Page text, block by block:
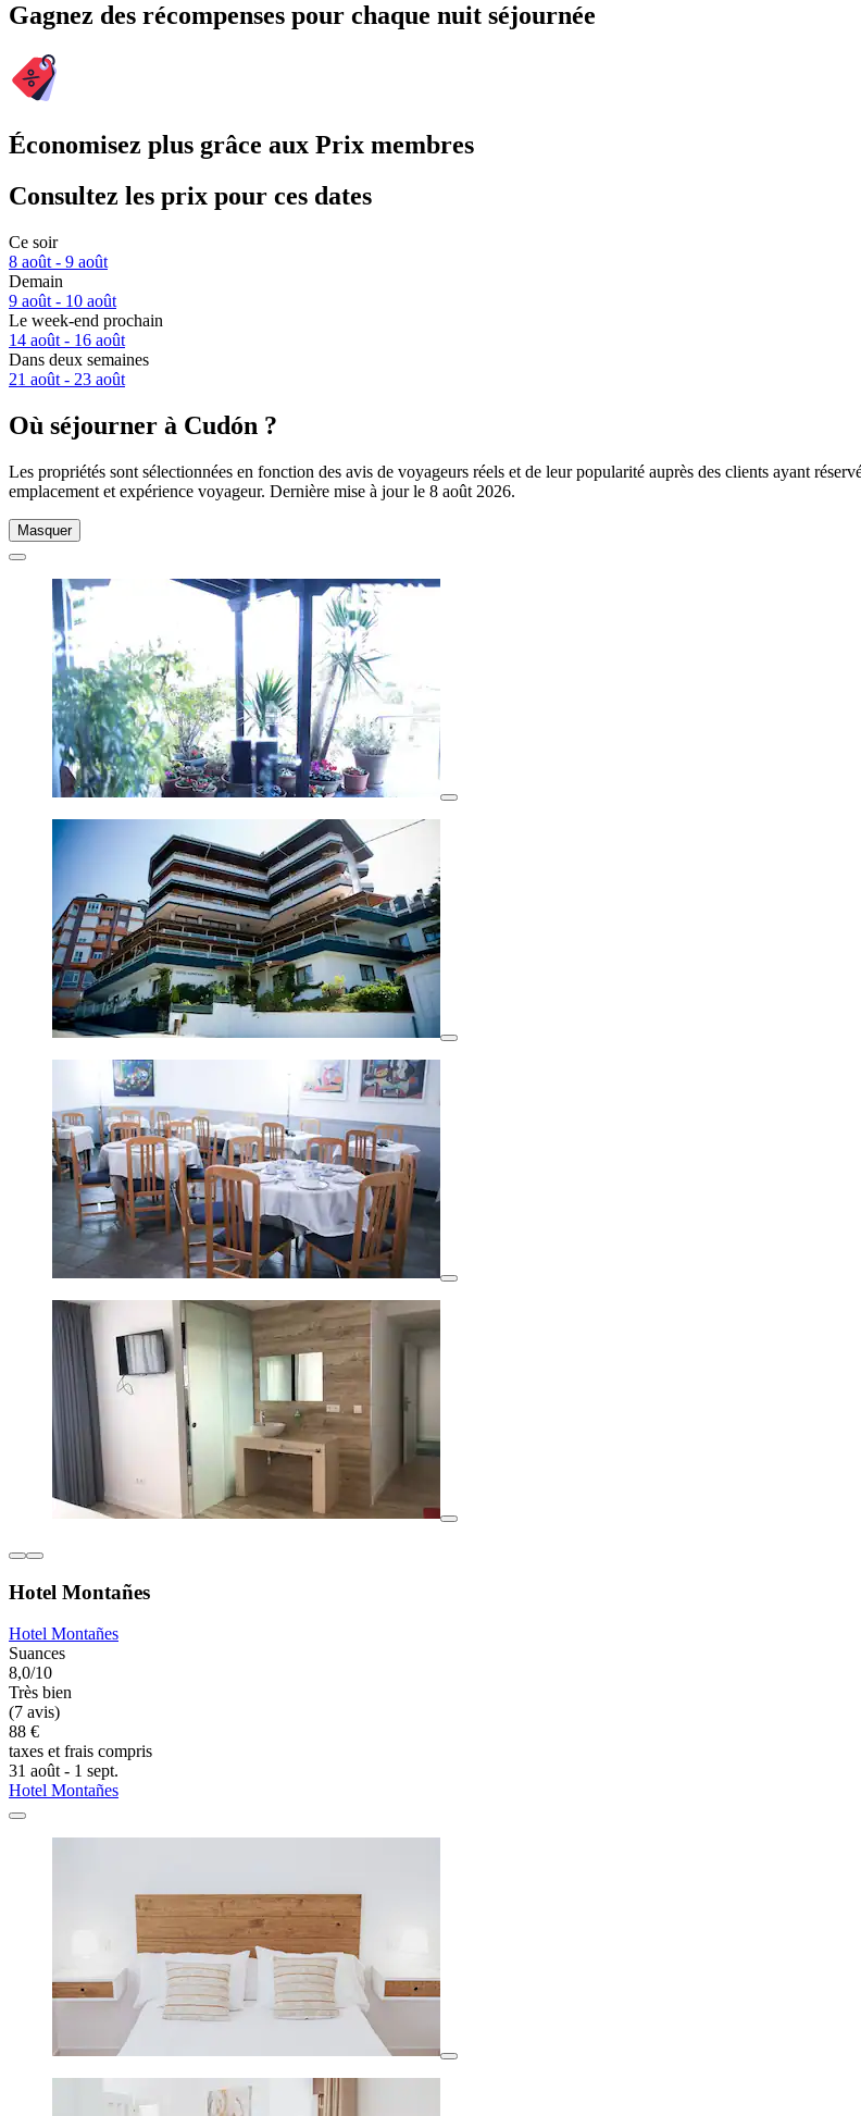
Gagnez des récompenses pour chaque nuit séjournée
Économisez plus grâce aux Prix membres
Consultez les prix pour ces dates
Ce soir
8 août - 9 août
Demain
9 août - 10 août
Le week-end prochain
14 août - 16 août
Dans deux semaines
21 août - 23 août
Où séjourner à Cudón ?
Les propriétés sont sélectionnées en fonction des avis de voyageurs réels et de leur popularité auprès des clients ayant
emplacement et expérience voyageur. Dernière mise à jour le 8 août 2026.
Masquer
Hotel Montañes
Hotel Montañes
Suances
8,0/10
Très bien
(7 avis)
88 €
taxes et frais compris
31 août - 1 sept.
Hotel Montañes